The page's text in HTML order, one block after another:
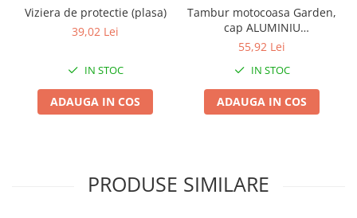
Plite & aragaze
Iluminat & electrice
Coliere plastic
Conectori/doze
Viziera de protectie (plasa)
39,02 Lei
IN STOC
ADAUGA IN COS
Tambur motocoasa Garden,
cap ALUMINIU
M10,Profesional
55,92 Lei
IN STOC
ADAUGA IN COS
PRODUSE SIMILARE